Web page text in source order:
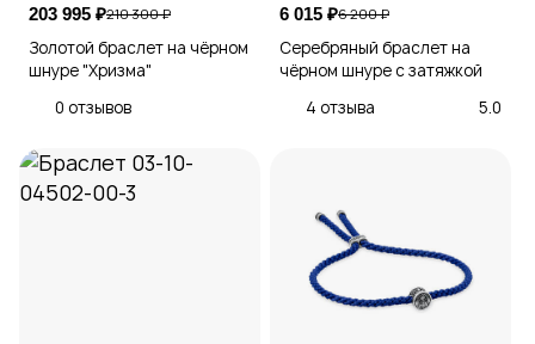
203 995 ₽210 300 ₽
Золотой браслет на чёрном
шнуре "Хризма"
0 отзывов
6 015 ₽6 200 ₽
Серебряный браслет на
чёрном шнуре с затяжкой
4 отзыва
5.0